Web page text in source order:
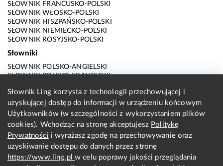
SŁOWNIK FRANCUSKO-POLSKI
SŁOWNIK WŁOSKO-POLSKI
SŁOWNIK HISZPAŃSKO-POLSKI
SŁOWNIK NIEMIECKO-POLSKI
SŁOWNIK ROSYJSKO-POLSKI
Słowniki
SŁOWNIK POLSKO-ANGIELSKI
SŁOWNIK POLSKO-FRANCUSKI
SŁOWNIK POLSKO-HISZPAŃSKI
SŁOWNIK POLSKO-NIEMIECKI
SŁOWNIK POLSKO-ROSYJSKI
SŁOWNIK ANGIELSKO-POLSKI
SŁOWNIK FRANCUSKO-POLSKI
SŁOWNIK WŁOSKO-POLSKI
SŁOWNIK HISZPAŃSKO-POLSKI
SŁOWNIK NIEMIECKO-POLSKI
Słownik Ling korzysta z technologii przechowującej i
uzyskującej dostęp do informacji w urządzeniu końcowym
Użytkowników (w szczególności z wykorzystaniem plików
cookies). Wchodząc na stronę akceptujesz Politykę
Prywatności i wyrażasz zgodę na przechowywanie oraz
uzyskiwanie dostępu do danych przez stronę
https://www.ling.plw celu poprawy jakości przeglądania